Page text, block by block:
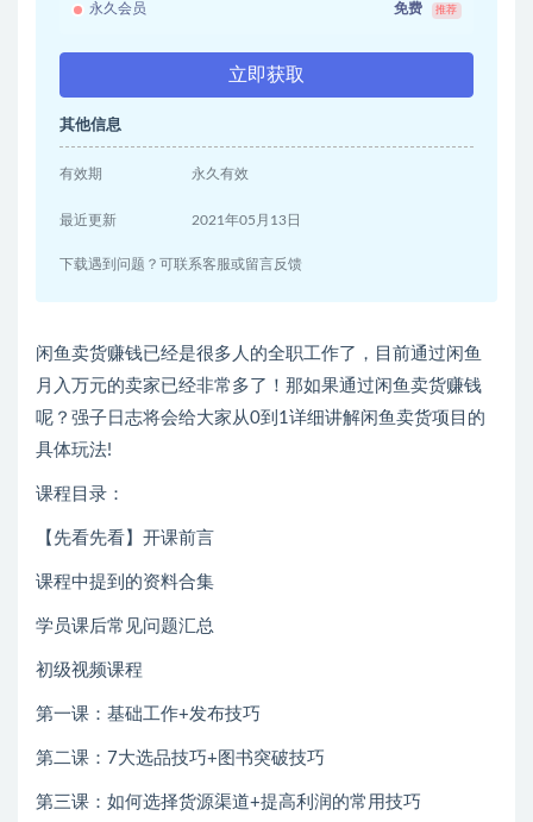
永久会员 免费 推荐
立即获取
其他信息
有效期 永久有效
最近更新 2021年05月13日
下载遇到问题？可联系客服或留言反馈
闲鱼卖货赚钱已经是很多人的全职工作了，目前通过闲鱼
月入万元的卖家已经非常多了！那如果通过闲鱼卖货赚钱
呢？强子日志将会给大家从0到1详细讲解闲鱼卖货项目的
具体玩法!
课程目录：
【先看先看】开课前言
课程中提到的资料合集
学员课后常见问题汇总
初级视频课程
第一课：基础工作+发布技巧
第二课：7大选品技巧+图书突破技巧
第三课：如何选择货源渠道+提高利润的常用技巧